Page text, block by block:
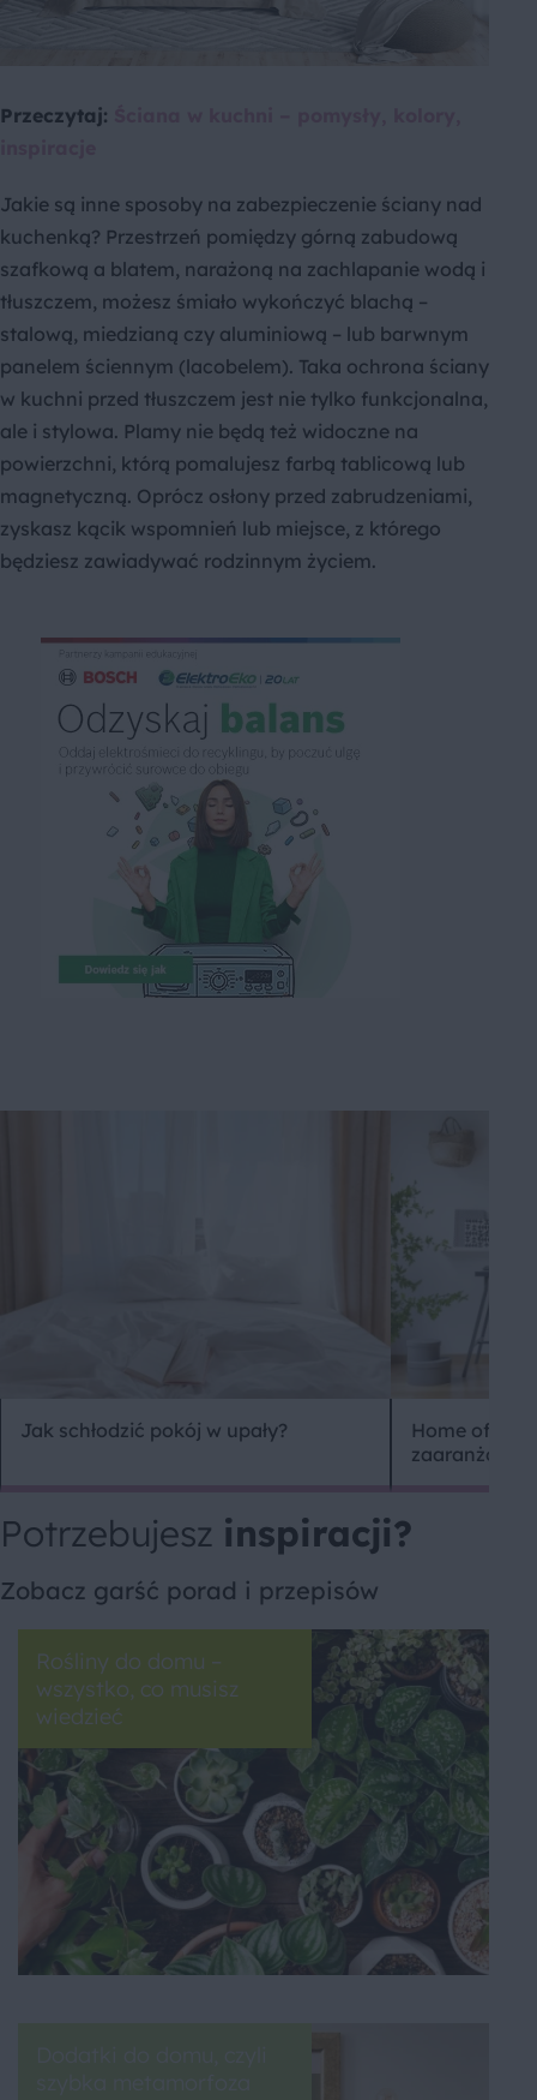
Przeczytaj:
Jakie są inne sposoby na zabezpieczenie ściany nad
kuchenką? Przestrzeń pomiędzy górną zabudową
szafkową a blatem, narażoną na zachlapanie wodą i
tłuszczem, możesz śmiało wykończyć blachą –
stalową, miedzianą czy aluminiową – lub barwnym
panelem ściennym (lacobelem). Taka ochrona ściany
w kuchni przed tłuszczem jest nie tylko funkcjonalna,
ale i stylowa. Plamy nie będą też widoczne na
powierzchni, którą pomalujesz farbą tablicową lub
magnetyczną. Oprócz osłony przed zabrudzeniami,
zyskasz kącik wspomnień lub miejsce, z którego
będziesz zawiadywać rodzinnym życiem.
Jak schłodzić pokój w upały?
Home office
Potrzebujesz inspiracji?
Zobacz garść porad i przepisów
Rośliny do domu –
wszystko, co musisz
wiedzieć